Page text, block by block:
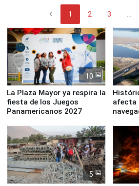
chevron_left 1 2 3 ...
10
La Plaza Mayor ya respira la
fiesta de los Juegos
Panamericanos 2027
afecta
5